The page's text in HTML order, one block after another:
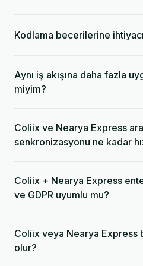
Kodlama becerilerine
Aynı iş akışına daha fazla
miyim?
Coliix ve Nearya Express
senkronizasyonu ne kadar
Coliix + Nearya Express
ve GDPR uyumlu mu?
Coliix veya Nearya Express
olur?